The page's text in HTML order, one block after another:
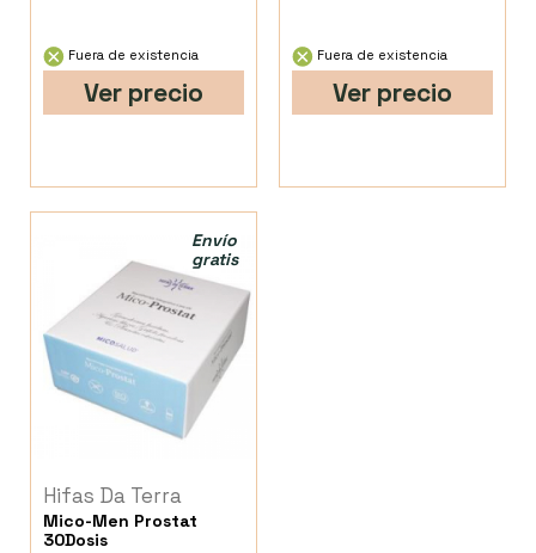
Fuera de existencia
Ver precio
Fuera de existencia
Ver precio
Hifas Da Terra
Mico-Men Prostat
30Dosis
Envío
gratis